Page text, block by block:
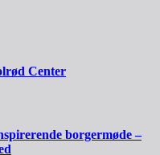
Center
borgermøde –